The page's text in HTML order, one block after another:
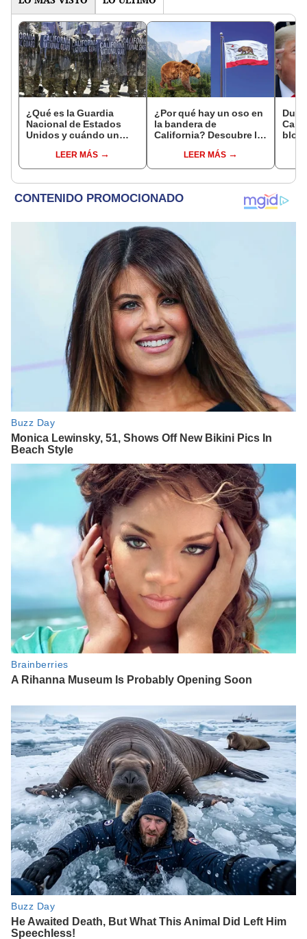
¿Qué es la Guardia
Nacional de Estados
Unidos y cuándo un
desplegarla?
LEER MÁS
¿Por qué hay un oso en
la bandera de
California? Descubre la
símbolos cuando
pertenecía a México y
LEER MÁS
Duro